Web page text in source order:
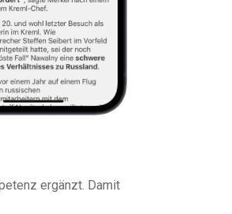
ergänzt. Damit